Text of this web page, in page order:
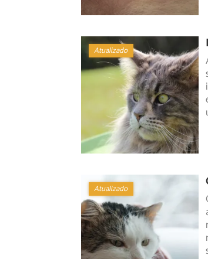
Atualizado
Atualizado